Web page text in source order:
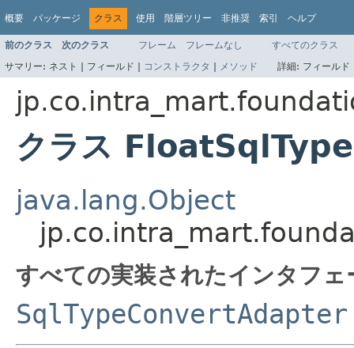
概要 パッケージ クラス 使用 階層ツリー 非推奨 索引 ヘルプ
前のクラス 次のクラス フレーム フレームなし
すべてのクラス
サマリー: ネスト | フィールド | コンストラクタ | メソッド 詳細: フィール
クラス
java.lang.Object
すべての実装されたインタフ
SqlTypeConvertAdapter